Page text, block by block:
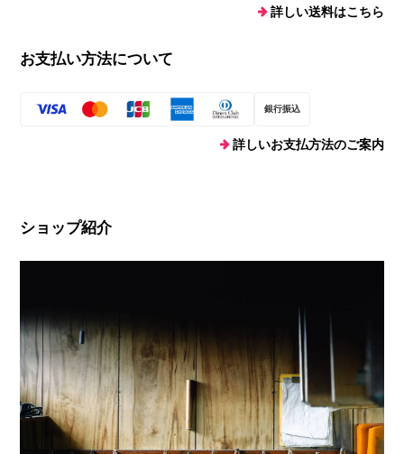
詳しい送料はこちら
お支払い方法について
銀行振込
詳しいお支払方法のご案内
ショップ紹介